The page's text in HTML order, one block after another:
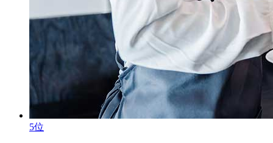
5位